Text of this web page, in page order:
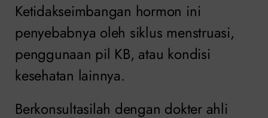
Ketidakseimbangan hormon ini
penyebabnya oleh siklus menstruasi,
penggunaan pil KB, atau kondisi
kesehatan lainnya.
Berkonsultasilah dengan dokter ahli